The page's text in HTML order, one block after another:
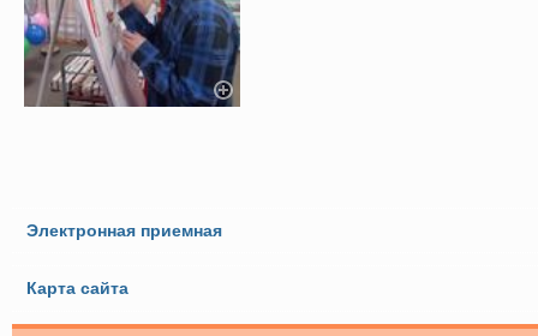
Электронная приемная
Карта сайта